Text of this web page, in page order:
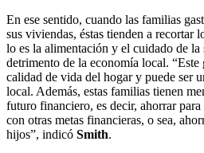
En ese sentido, cuando las familias
sus viviendas, éstas tienden a recortar
lo es la alimentación y el cuidado de la
detrimento de la economía local. “Este
calidad de vida del hogar y puede ser
local. Además, estas familias tienen
futuro financiero, es decir, ahorrar
con otras metas financieras, o sea,
hijos”, indicó Smith.